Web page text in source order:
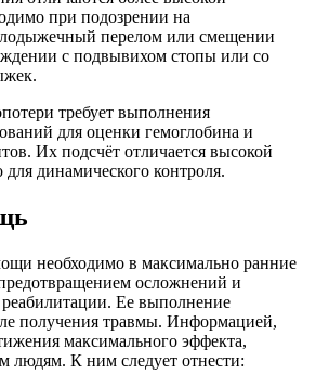
при подозрении на
перелом или смещении
с подвывихом стопы или со
требует выполнения
для оценки гемоглобина и
Их подсчёт отличается высокой
динамического контроля.
необходимо в максимально ранние
осложнений и
Ее выполнение
получения травмы. Информацией,
максимального эффекта,
людям. К ним следует отнести: